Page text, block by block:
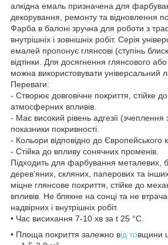
алкідна емаль призначена для
декорування, ремонту та відновлення
Фарба в балоні зручна для роботи з
внутрішніх і зовнішніх робіт. Серія
емалей пропонує глянсові (ступінь
відтінки. Для досягнення глянсового
можна використовувати універсальний
Переваги:
- Створює довговічне покриття, стійке
атмосферних впливів.
- Має високий рівень адгезії (зчеплення
показники покривності.
- Кольори відповідно до Європейського
- Стійка до впливу сонячних променів.
Підходить для фарбування металевих,
дерев'яних, скляних, паперових та
міцне глянсове покриття, стійке до
впливів. Не блякне на сонці та не
надвірних і внутрішніх робіт.
• Час висихання 7-10 хв за t 25 °C.
• Площа покриття залежно від товщини